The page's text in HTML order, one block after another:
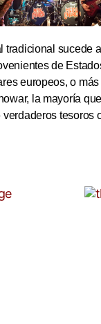
tradicional sucede
de
europeos, o
la mayoría
verdaderos tesoros